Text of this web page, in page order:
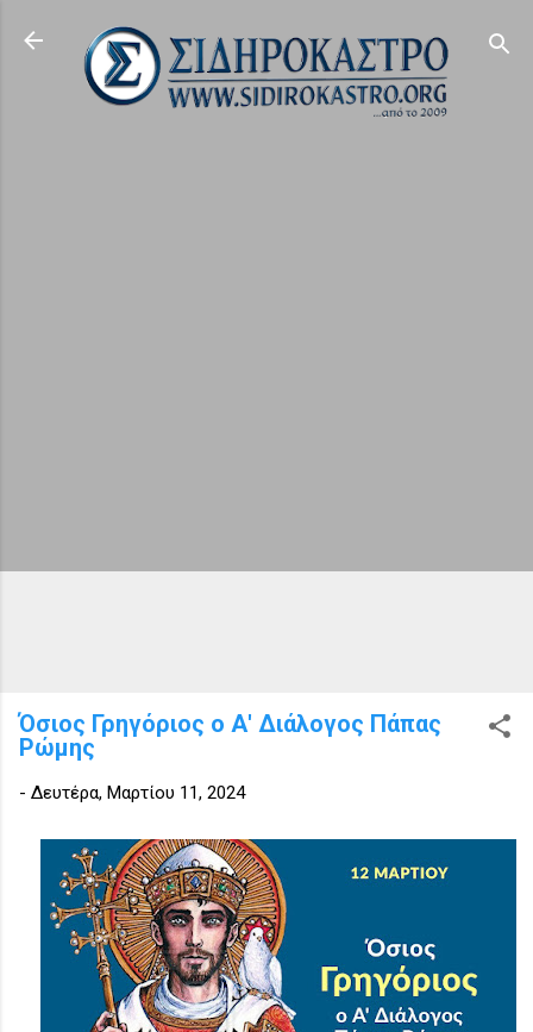
Μετάβαση στο κύριο περιεχόμενο
Όσιος Γρηγόριος ο Α' Διάλογος Πάπας
Ρώμης
- Δευτέρα, Μαρτίου 11, 2024